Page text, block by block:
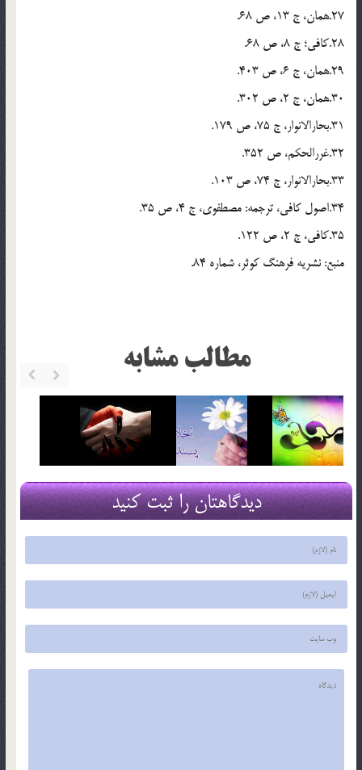
27.همان، ج 13، ص 68.
28.کافی؛ ج 8، ص 68.
29.همان، ج 6، ص 403.
30.همان، ج 2، ص 302.
31.بحارالانوار، ج 75، ص 179.
32.غررالحکم، ص 352.
33.بحارالانوار، ج 74، ص 103.
34.اصول کافی، ترجمه: مصطفوی، ج 4، ص 35.
35.کافی، ج 2، ص 122.
منبع: نشریه فرهنگ کوثر، شماره 84.
مطالب مشابه
دیدگاهتان را ثبت کنید